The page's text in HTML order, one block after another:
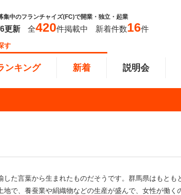
集中のフランチャイズ(FC)で開業・独立・起業
更新 全420件掲載中 新着件数16件
す
インターン独立・社員募集
ンキング
夫婦で開業 脱サラ
新着 説明会
た言葉から生まれたものだそうです。群馬県はもとも
で、養蚕業や絹織物などの生産が盛んで、女性が働く